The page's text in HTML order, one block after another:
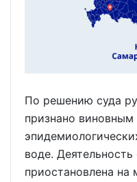
По решению суда
признано
воде. Деятельность
приостановлена